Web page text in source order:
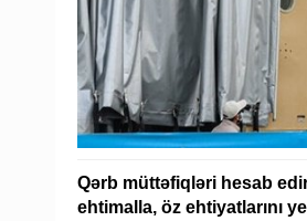
Qərb müttəfiqləri hesab
ehtimalla, öz ehtiyatlarını